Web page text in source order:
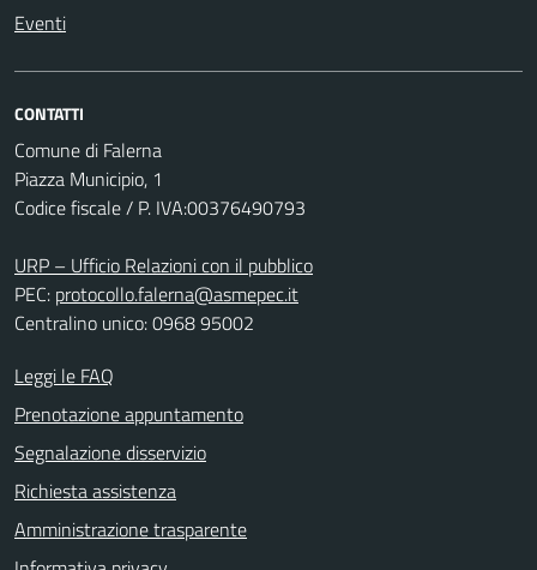
Eventi
CONTATTI
Comune di Falerna
Piazza Municipio, 1
Codice fiscale / P. IVA:00376490793
URP – Ufficio Relazioni con il pubblico
PEC: protocollo.falerna@asmepec.it
Centralino unico: 0968 95002
Leggi le FAQ
Prenotazione appuntamento
Segnalazione disservizio
Richiesta assistenza
Amministrazione trasparente